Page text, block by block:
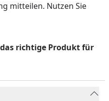
mitteilen. Nutzen Sie
richtige Produkt für